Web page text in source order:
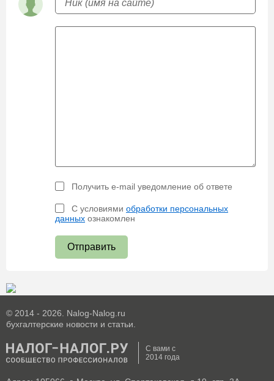
Получить e-mail уведомление об ответе
С условиями обработки персональных
данных ознакомлен
Отправить
© 2014 - 2026. Nalog-Nalog.ru
бухгалтерские новости и статьи.
С вами с
2014 года